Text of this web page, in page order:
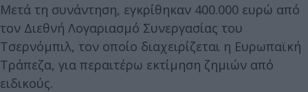
Μετά τη συνάντηση, εγκρίθηκαν 400.000 ευρώ από
τον Διεθνή Λογαριασμό Συνεργασίας του
Τσερνόμπιλ, τον οποίο διαχειρίζεται η Ευρωπαϊκή
Τράπεζα, για περαιτέρω εκτίμηση ζημιών από
ειδικούς.